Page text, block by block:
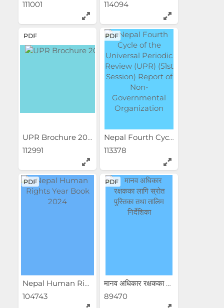
111001
114094
PDF
UPR Brochure 208201
112991
PDF
Nepal Fourth Cycle of the...
113378
PDF
Nepal Human Rights Year...
104743
PDF
मानव अधिकार रक्षकका लागि...
89470